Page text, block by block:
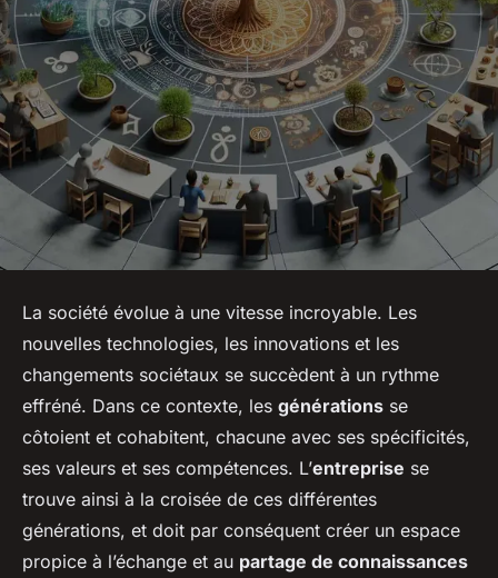
La société évolue à une vitesse incroyable. Les
nouvelles technologies, les innovations et les
changements sociétaux se succèdent à un rythme
effréné. Dans ce contexte, les générations se
côtoient et cohabitent, chacune avec ses spécificités,
ses valeurs et ses compétences. L’entreprise se
trouve ainsi à la croisée de ces différentes
générations, et doit par conséquent créer un espace
propice à l’échange et au partage de connaissances